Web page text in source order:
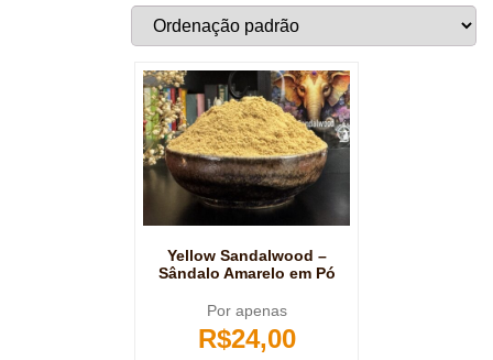
Yellow Sandalwood –
Sândalo Amarelo em Pó
Por apenas
R$24,00